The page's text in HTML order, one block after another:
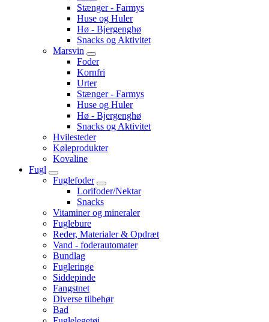
Stænger - Farmys
Huse og Huler
Hø - Bjergenghø
Snacks og Aktivitet
Marsvin
Foder
Kornfri
Urter
Stænger - Farmys
Huse og Huler
Hø - Bjergenghø
Snacks og Aktivitet
Hvilesteder
Køleprodukter
Kovaline
Fugl
Fuglefoder
Lorifoder/Nektar
Snacks
Vitaminer og mineraler
Fuglebure
Reder, Materialer & Opdræt
Vand - foderautomater
Bundlag
Fugleringe
Siddepinde
Fangstnet
Diverse tilbehør
Bad